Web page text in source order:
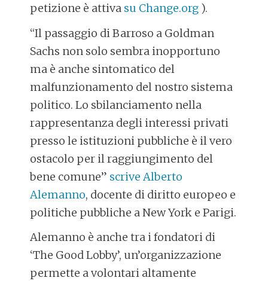
petizione è attiva su Change.org ).
“Il passaggio di Barroso a Goldman
Sachs non solo sembra inopportuno
ma è anche sintomatico del
malfunzionamento del nostro sistema
politico. Lo sbilanciamento nella
rappresentanza degli interessi privati
presso le istituzioni pubbliche è il vero
ostacolo per il raggiungimento del
bene comune” scrive Alberto
Alemanno, docente di diritto europeo e
politiche pubbliche a New York e Parigi.
Alemanno è anche tra i fondatori di
‘The Good Lobby’, un’organizzazione
permette a volontari altamente